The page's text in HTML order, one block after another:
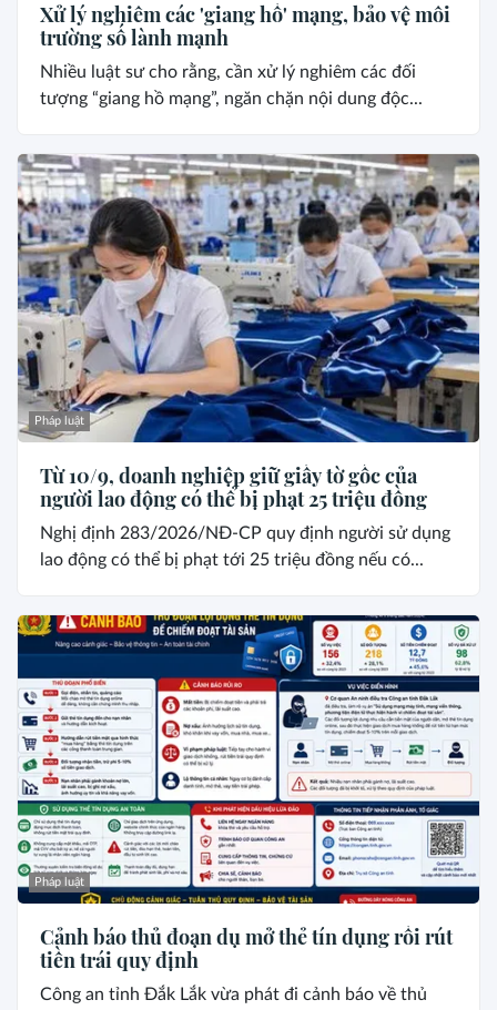
Xử lý nghiêm các 'giang hồ' mạng, bảo vệ môi
trường số lành mạnh
Nhiều luật sư cho rằng, cần xử lý nghiêm các đối
tượng “giang hồ mạng”, ngăn chặn nội dung độc...
Pháp luật
Từ 10/9, doanh nghiệp giữ giấy tờ gốc của
người lao động có thể bị phạt 25 triệu đồng
Nghị định 283/2026/NĐ-CP quy định người sử dụng
lao động có thể bị phạt tới 25 triệu đồng nếu có...
Pháp luật
Cảnh báo thủ đoạn dụ mở thẻ tín dụng rồi rút
tiền trái quy định
Công an tỉnh Đắk Lắk vừa phát đi cảnh báo về thủ